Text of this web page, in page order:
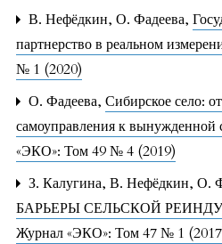
В. Нефёдкин, О. Фадеева,
партнерство в реальном
№ 1 (2020)
О. Фадеева, Сибирское село:
самоуправления к вынужденной
«ЭКО»: Том 49 № 4 (2019)
З. Калугина, В. Нефёдкин, О.
БАРЬЕРЫ СЕЛЬСКОЙ
Журнал «ЭКО»: Том 47 № 1